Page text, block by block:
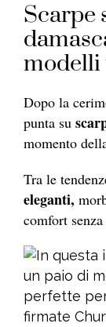
Scarpe
modelli
Dopo la
punta su
momento
Tra le
eleganti,
comfort